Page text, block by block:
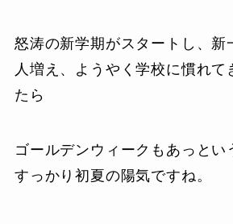
怒涛の新学期がスタートし、新
人増え、ようやく学校に慣れて
たら
ゴールデンウィークもあっとい
すっかり初夏の陽気ですね。